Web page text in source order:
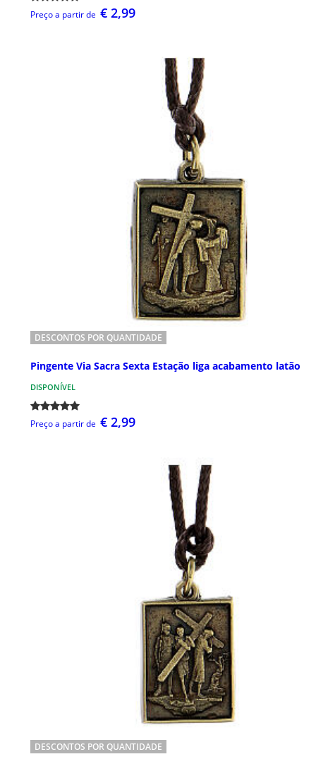
Preço a partir de € 2,99
DESCONTOS POR QUANTIDADE
Pingente Via Sacra Sexta Estação liga acabamento latão
DISPONÍVEL
Preço a partir de € 2,99
DESCONTOS POR QUANTIDADE